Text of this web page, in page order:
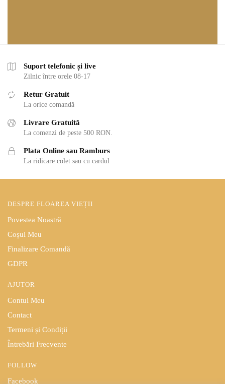
Suport telefonic și live
Zilnic între orele 08-17
Retur Gratuit
La orice comandă
Livrare Gratuită
La comenzi de peste 500 RON.
Plata Online sau Ramburs
La ridicare colet sau cu cardul
DESPRE FLOAREA VIEȚII
Povestea Noastră
Coșul Meu
Finalizare Comandă
GDPR
AJUTOR
Contul Meu
Contact
Termeni și Condiții
Întrebări Frecvente
FOLLOW
Facebook